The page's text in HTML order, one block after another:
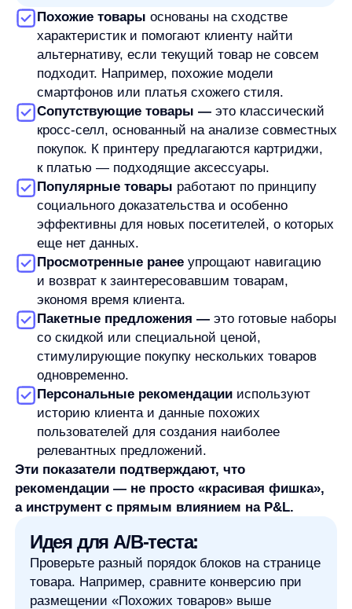
Проверьте разный порядок блоков на странице
товара. Например, сравните конверсию при
размещении «Похожих товаров» выше
«Сопутствующих» и наоборот. Также
протестируйте добавление иконок
преимуществ (быстрая доставка, скидка,
высокий рейтинг) к товарам в блоке
сопутствующих товаров.
Где размещать рекомендации
по воронке
Главная страница:Для новых посетителей
работают блоки популярных товаров
и сезонных хитов, для возвращающихся —
персонализированные рекомендации
и просмотренные ранее товары.
Страница категории (PLP):Эффективны блоки
«Популярное в категории», «Новинки»,
«Со скидкой». Они помогают пользователю
быстрее сориентироваться в ассортименте.
рекомендаций. Здесь работают «Похожие
товары» (для выбора альтернативы) и «С этим
часто покупают» (для комплектации).
Корзина/мини-корзина:Идеальное место для
сопутствующих товаров, которые дополняют
уже выбранные позиции. Это прямой